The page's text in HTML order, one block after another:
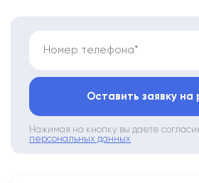
Номер телефона*
Оставить заявку на
Нажимая на кнопку вы даете
персональных данных